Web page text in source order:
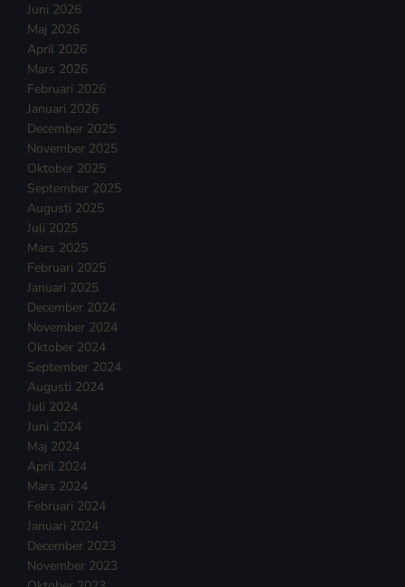
Juni 2026
Maj 2026
April 2026
Mars 2026
Februari 2026
Januari 2026
December 2025
November 2025
Oktober 2025
September 2025
Augusti 2025
Juli 2025
Mars 2025
Februari 2025
Januari 2025
December 2024
November 2024
Oktober 2024
September 2024
Augusti 2024
Juli 2024
Juni 2024
Maj 2024
April 2024
Mars 2024
Februari 2024
Januari 2024
December 2023
November 2023